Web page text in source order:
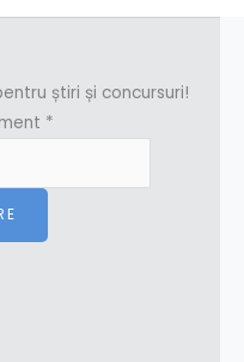
știri și concursuri!
*